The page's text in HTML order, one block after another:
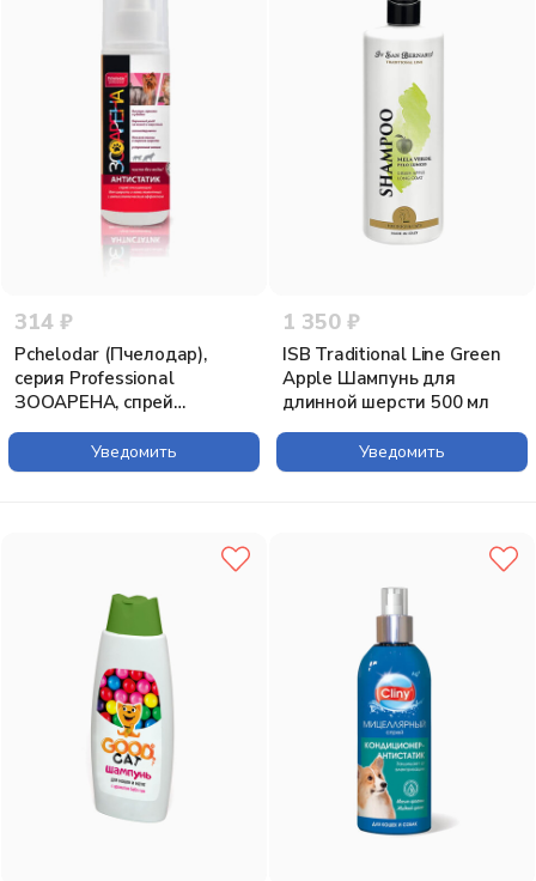
314 ₽
Pchelodar (Пчелодар),
серия Professional
ЗООАРЕНА, спрей
очищающий для шерсти
животных с
антистатическим
Уведомить
1 350 ₽
ISB Traditional Line Green
Apple Шампунь для
длинной шерсти 500 мл
Уведомить